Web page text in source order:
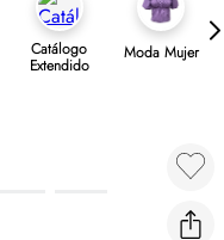
Catálogo
Extendido
Moda Mujer